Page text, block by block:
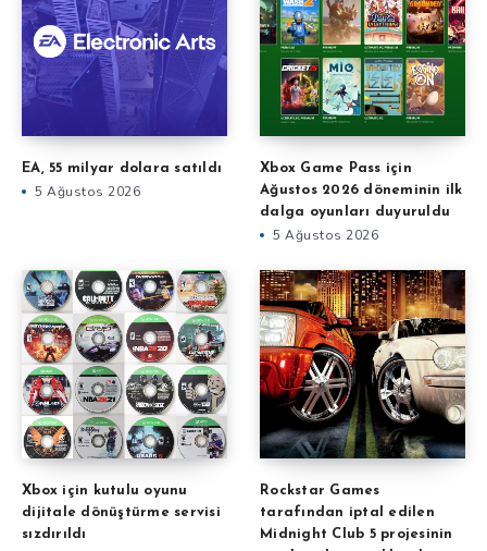
EA, 55 milyar dolara satıldı
5 Ağustos 2026
Xbox Game Pass için
Ağustos 2026 döneminin ilk
dalga oyunları duyuruldu
5 Ağustos 2026
Xbox için kutulu oyunu
dijitale dönüştürme servisi
sızdırıldı
Rockstar Games
tarafından iptal edilen
Midnight Club 5 projesinin